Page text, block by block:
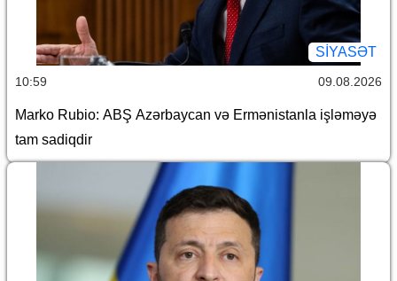
SİYASƏT
10:59 09.08.2026
Marko Rubio: ABŞ Azərbaycan və Ermənistanla işləməyə
tam sadiqdir